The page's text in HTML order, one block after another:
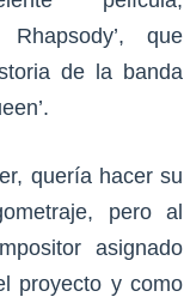
Rhapsody’, que
de la banda
quería hacer su
pero al
asignado
proyecto y como